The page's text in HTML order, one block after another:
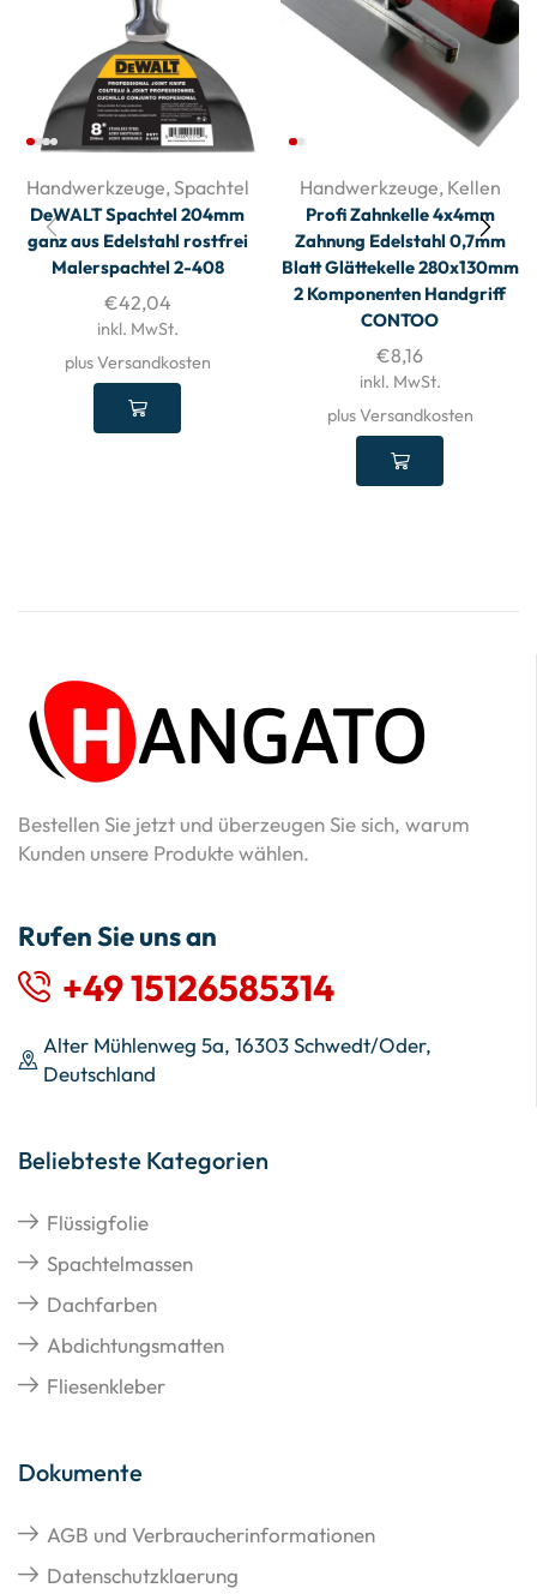
Handwerkzeuge,Spachtel
DeWALT Spachtel 204mm
ganz aus Edelstahl rostfrei
Malerspachtel 2-408
€42,04
inkl. MwSt.
plus Versandkosten
Handwerkzeuge, Kellen
Profi Zahnkelle 4x4mm
Zahnung Edelstahl 0,7mm
Blatt Glättekelle 280x130mm
2 Komponenten Handgriff
CONTOO
€8,16
inkl. MwSt.
plus Versandkosten
Bestellen Sie jetzt und überzeugen Sie sich, warum
Kunden unsere Produkte wählen.
Rufen Sie uns an
+49 15126585314
Alter Mühlenweg 5a, 16303 Schwedt/Oder,
Deutschland
Beliebteste Kategorien
Flüssigfolie
Spachtelmassen
Dachfarben
Abdichtungsmatten
Fliesenkleber
Dokumente
AGB und Verbraucherinformationen
Datenschutzklaerung